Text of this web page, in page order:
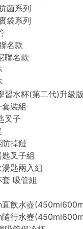
菌系列
袋系列
名款
聯名款
習水杯(第二代)升級版
裝組
叉子
掉鏈
叉子組
匙兩入組
吸管組
直飲水壺
隨行水壺